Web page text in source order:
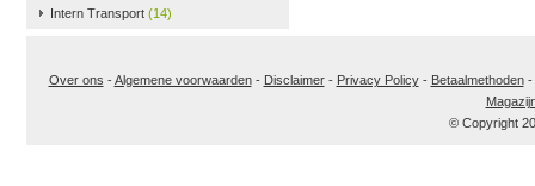
Intern Transport (14)
Over ons -Algemene voorwaarden- Disclaimer- Privacy Policy- Betaalmethoden-
© Copyright